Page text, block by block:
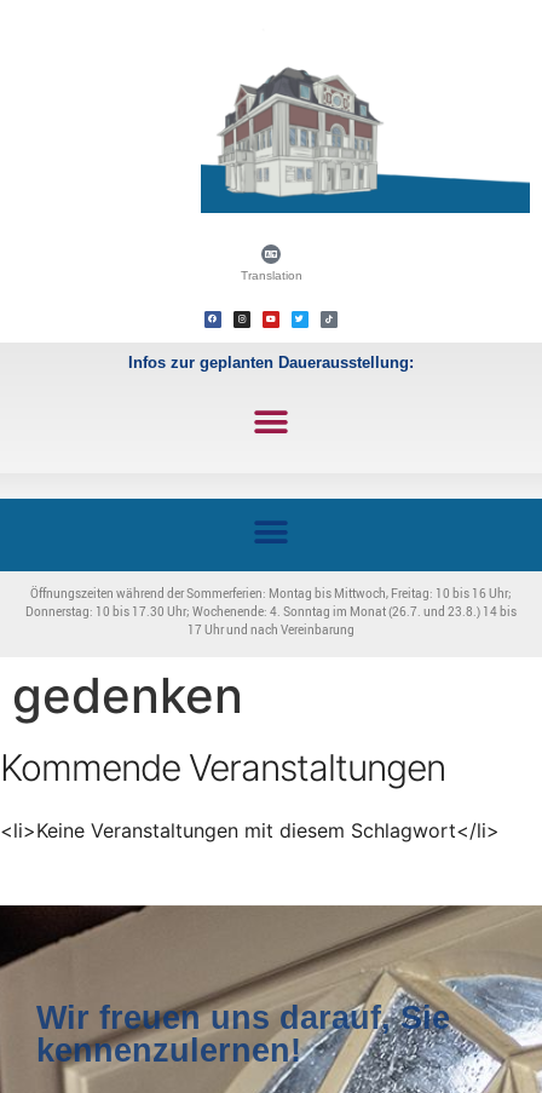
Translation
Infos zur geplanten Dauerausstellung:
Öffnungszeiten während der Sommerferien: Montag bis Mittwoch, Freitag: 10 bis 16 Uhr;
Donnerstag: 10 bis 17.30 Uhr; Wochenende: 4. Sonntag im Monat (26.7. und 23.8.) 14 bis
17 Uhr und nach Vereinbarung
gedenken
Kommende Veranstaltungen
<li>Keine Veranstaltungen mit diesem Schlagwort</li>
Wir freuen uns darauf, Sie
kennenzulernen!